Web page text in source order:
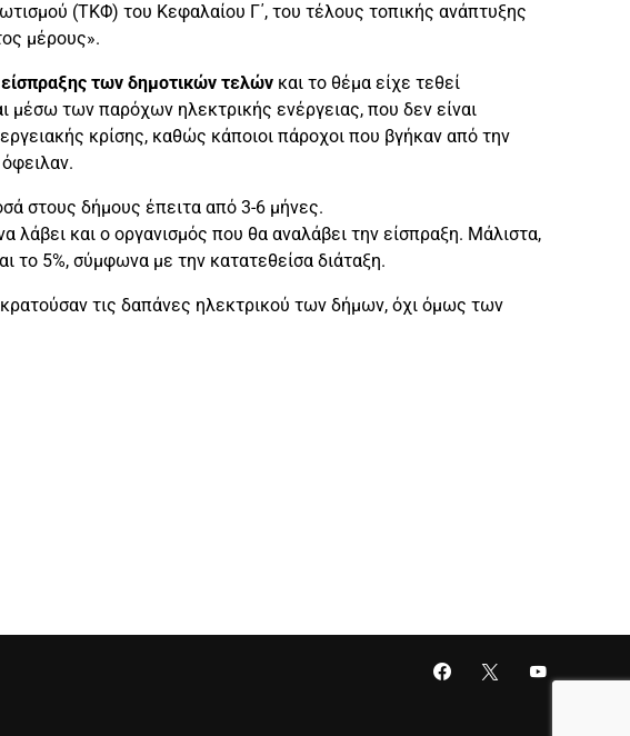
(ΤΚΦ) του Κεφαλαίου Γ΄, του τέλους τοπικής ανάπτυξης
μέρους».
είσπραξης των δημοτικών τελών και το θέμα είχε τεθεί
μέσω των παρόχων ηλεκτρικής ενέργειας, που δεν είναι
κρίσης, καθώς κάποιοι πάροχοι που βγήκαν από την
στους δήμους έπειτα από 3-6 μήνες.
και ο οργανισμός που θα αναλάβει την είσπραξη. Μάλιστα,
το 5%, σύμφωνα με την κατατεθείσα διάταξη.
τις δαπάνες ηλεκτρικού των δήμων, όχι όμως των